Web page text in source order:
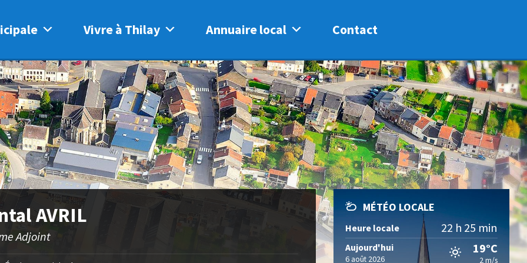
Vivre à Thilay Annuaire local Contact
AVRIL
Adjoint
MÉTÉO LOCALE
Heure locale 22 h 25 min
Aujourd'hui
6 août 2026
19°C
2 m/s